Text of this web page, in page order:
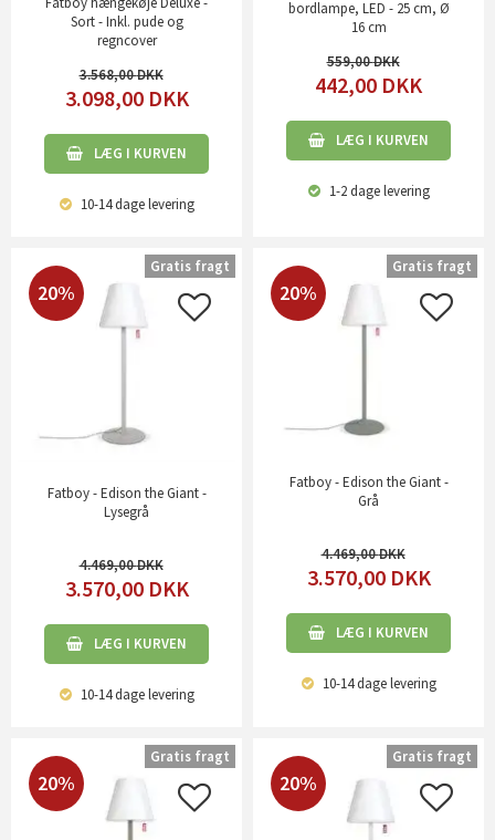
Sort - Inkl. pude og
regncover
3.568,00
3.098,00 DKK
LÆG I KURVEN
10-14 dagelevering
bordlampe, LED - 25 cm, Ø
16 cm
559,00
442,00 DKK
LÆG I KURVEN
1-2 dagelevering
20%
Fatboy - Edison the Giant -
Lysegrå
4.469,00
3.570,00 DKK
LÆG I KURVEN
10-14 dagelevering
Gratis fragt
20%
Fatboy - Edison the Giant -
Grå
4.469,00
3.570,00 DKK
LÆG I KURVEN
10-14 dagelevering
Gratis fragt
20%
Gratis fragt
20%
Gratis fragt